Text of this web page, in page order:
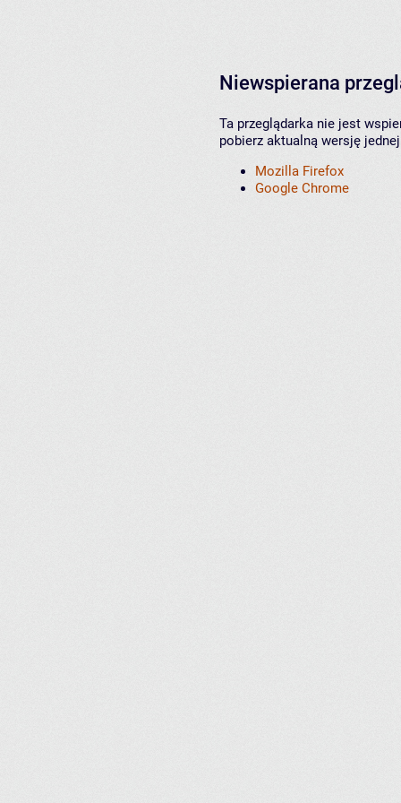
Niewspierana
Ta przeglądarka nie jest
pobierz aktualną wersję
Mozilla Firefox
Google Chrome